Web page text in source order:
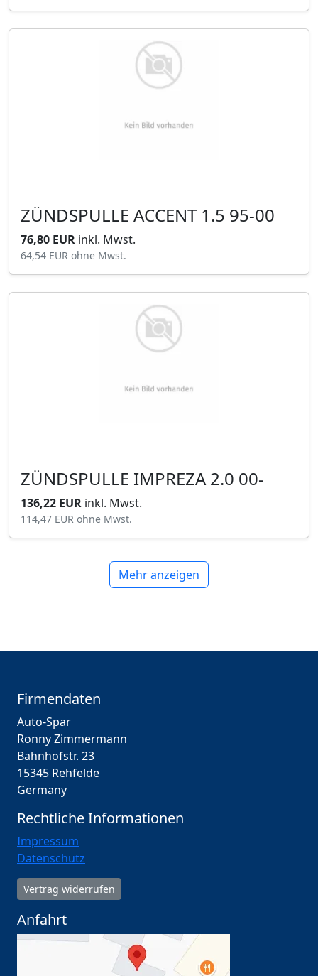
ZÜNDSPULLE ACCENT 1.5 95-00
76,80 EUR inkl. Mwst.
64,54 EUR ohne Mwst.
ZÜNDSPULLE IMPREZA 2.0 00-
136,22 EUR inkl. Mwst.
114,47 EUR ohne Mwst.
Mehr anzeigen
Firmendaten
Auto-Spar
Ronny Zimmermann
Bahnhofstr. 23
15345 Rehfelde
Germany
Rechtliche Informationen
Impressum
Datenschutz
Vertrag widerrufen
Anfahrt